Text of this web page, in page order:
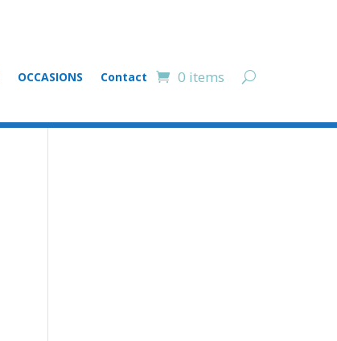
OCCASIONS Contact 0 items